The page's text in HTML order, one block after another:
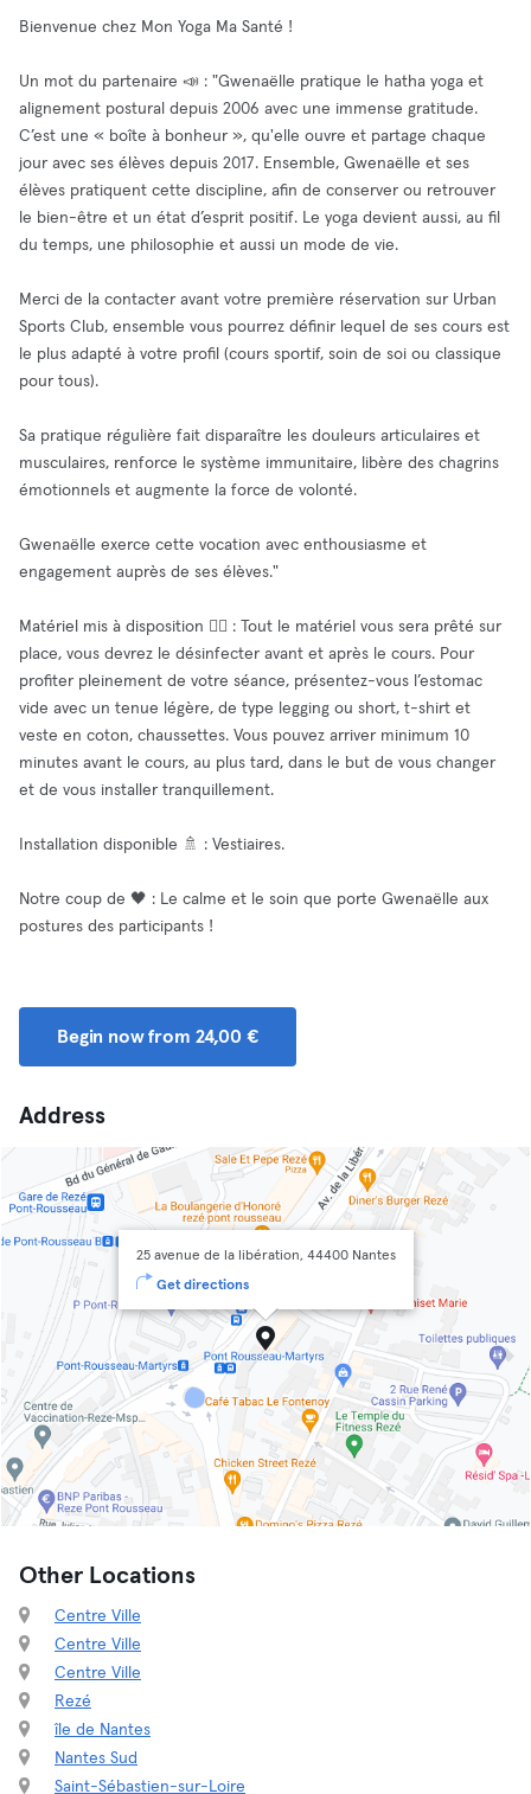
Bienvenue chez Mon Yoga Ma Santé !
Un mot du partenaire 📣 : "Gwenaëlle pratique le hatha yoga et
alignement postural depuis 2006 avec une immense gratitude.
C’est une « boîte à bonheur », qu'elle ouvre et partage chaque
jour avec ses élèves depuis 2017. Ensemble, Gwenaëlle et ses
élèves pratiquent cette discipline, afin de conserver ou retrouver
le bien-être et un état d’esprit positif. Le yoga devient aussi, au fil
du temps, une philosophie et aussi un mode de vie.
Merci de la contacter avant votre première réservation sur Urban
Sports Club, ensemble vous pourrez définir lequel de ses cours est
le plus adapté à votre profil (cours sportif, soin de soi ou classique
pour tous).
Sa pratique régulière fait disparaître les douleurs articulaires et
musculaires, renforce le système immunitaire, libère des chagrins
émotionnels et augmente la force de volonté.
Gwenaëlle exerce cette vocation avec enthousiasme et
engagement auprès de ses élèves."
Matériel mis à disposition 🧘‍♂️ : Tout le matériel vous sera prêté sur
place, vous devrez le désinfecter avant et après le cours. Pour
profiter pleinement de votre séance, présentez-vous l’estomac
vide avec un tenue légère, de type legging ou short, t-shirt et
veste en coton, chaussettes. Vous pouvez arriver minimum 10
minutes avant le cours, au plus tard, dans le but de vous changer
et de vous installer tranquillement.
Installation disponible 🚿 : Vestiaires.
Notre coup de 🖤 : Le calme et le soin que porte Gwenaëlle aux
postures des participants !
Begin now from 24,00 €
Address
25 avenue de la libération, 44400 Nantes
Get directions
Other Locations
Centre Ville
Centre Ville
Centre Ville
Rezé
île de Nantes
Nantes Sud
Saint-Sébastien-sur-Loire